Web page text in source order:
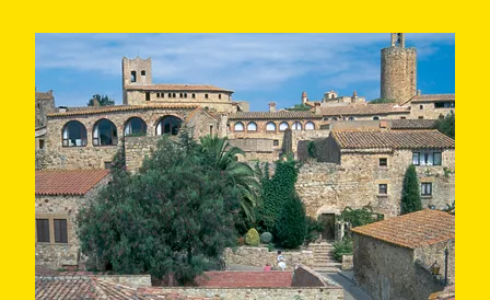
Im Bereich Natur stechen der
Parc Natural de Cap
de Creus
, der Raum der Medes-Inselnund die
Aiguamolls de l'Empordàhervor, Orte von großem
ökologischen und landschaftlichen Wert. Was die
Kultur betrifft, konzentriert die Region ein
denkmalgeschütztes und archäologisches Angebot,
das kaum zu übertreffen ist. Ein Beispiel dafür sind die
mittelalterlichen Dörfer im Inland (Peratallada, Pals,
Monells), dieRuinen von Empúries(die erste
griechische Kolonie auf der iberischen Halbinsel) und
das historische Ensemble der StadtGirona, mit der